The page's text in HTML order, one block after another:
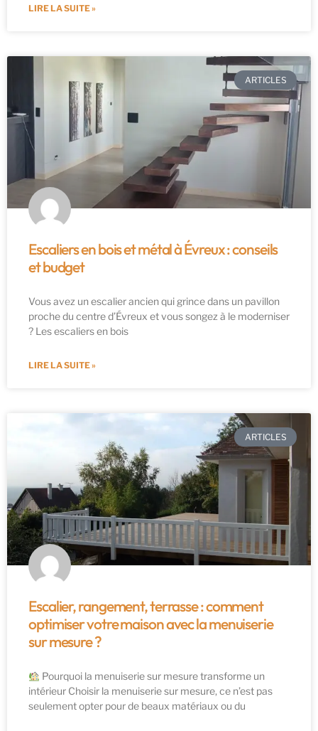
LIRE LA SUITE »
ARTICLES
Escaliers en bois et métal à Évreux : conseils
et budget
Vous avez un escalier ancien qui grince dans un pavillon
proche du centre d’Évreux et vous songez à le moderniser
? Les escaliers en bois
LIRE LA SUITE »
ARTICLES
Escalier, rangement, terrasse : comment
optimiser votre maison avec la menuiserie
sur mesure ?
Pourquoi la menuiserie sur mesure transforme un
intérieur Choisir la menuiserie sur mesure, ce n’est pas
seulement opter pour de beaux matériaux ou du